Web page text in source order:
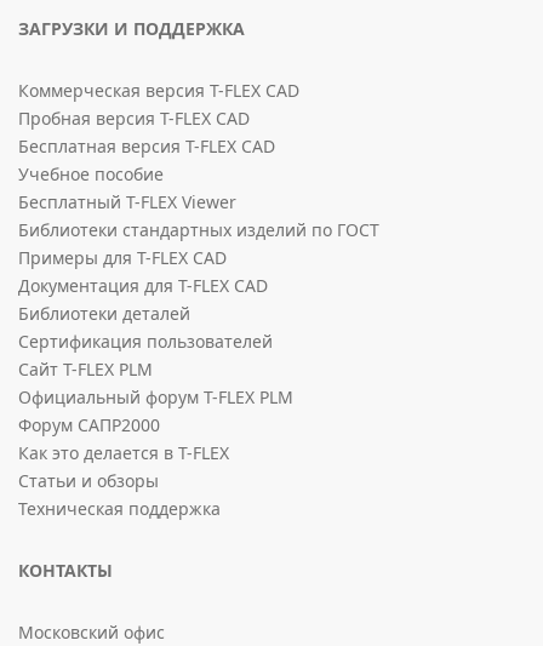
ЗАГРУЗКИ И ПОДДЕРЖКА
Коммерческая версия T-FLEX CAD
Пробная версия T-FLEX CAD
Бесплатная версия T-FLEX CAD
Учебное пособие
Бесплатный T-FLEX Viewer
Библиотеки стандартных изделий по ГОСТ
Примеры для T-FLEX CAD
Документация для T-FLEX CAD
Библиотеки деталей
Сертификация пользователей
Сайт T-FLEX PLM
Официальный форум T-FLEX PLM
Форум САПР2000
Как это делается в T-FLEX
Статьи и обзоры
Техническая поддержка
КОНТАКТЫ
Московский офис